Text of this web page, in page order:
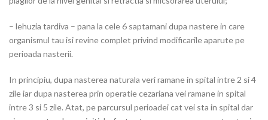
– lehuzia tardiva – pana la cele 6 saptamani dupa nastere in care
organismul tau isi revine complet privind modificarile aparute pe
perioada nasterii.
In principiu, dupa nasterea naturala veri ramane in spital intre 2 si 4
zile iar dupa nasterea prin operatie cezariana vei ramane in spital
intre 3 si 5 zile. Atat, pe parcursul perioadei cat vei sta in spital dar